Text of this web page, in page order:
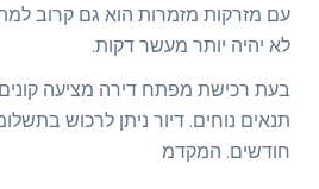
עם מזרקות מזמרות הוא גם קרוב
לא יהיה יותר מעשר דקות.
בעת רכישת מפתח דירה מציעה
חודשים. המקדמ